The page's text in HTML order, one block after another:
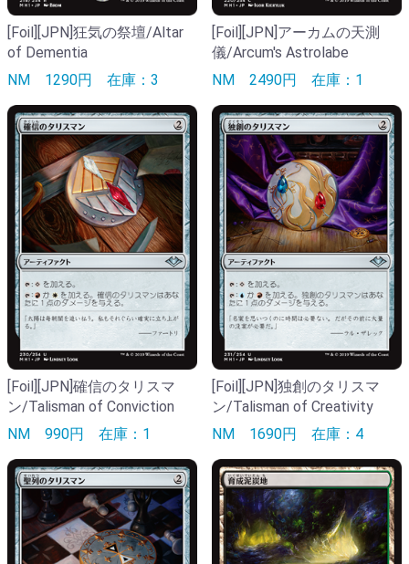
[Foil][JPN]狂気の祭壇/Altar
of Dementia
NM 1290円 在庫：3
[Foil][JPN]アーカムの天測
儀/Arcum's Astrolabe
NM 2490円 在庫：1
[Foil][JPN]確信のタリスマ
ン/Talisman of Conviction
NM 990円 在庫：1
[Foil][JPN]独創のタリスマ
ン/Talisman of Creativity
NM 1690円 在庫：4